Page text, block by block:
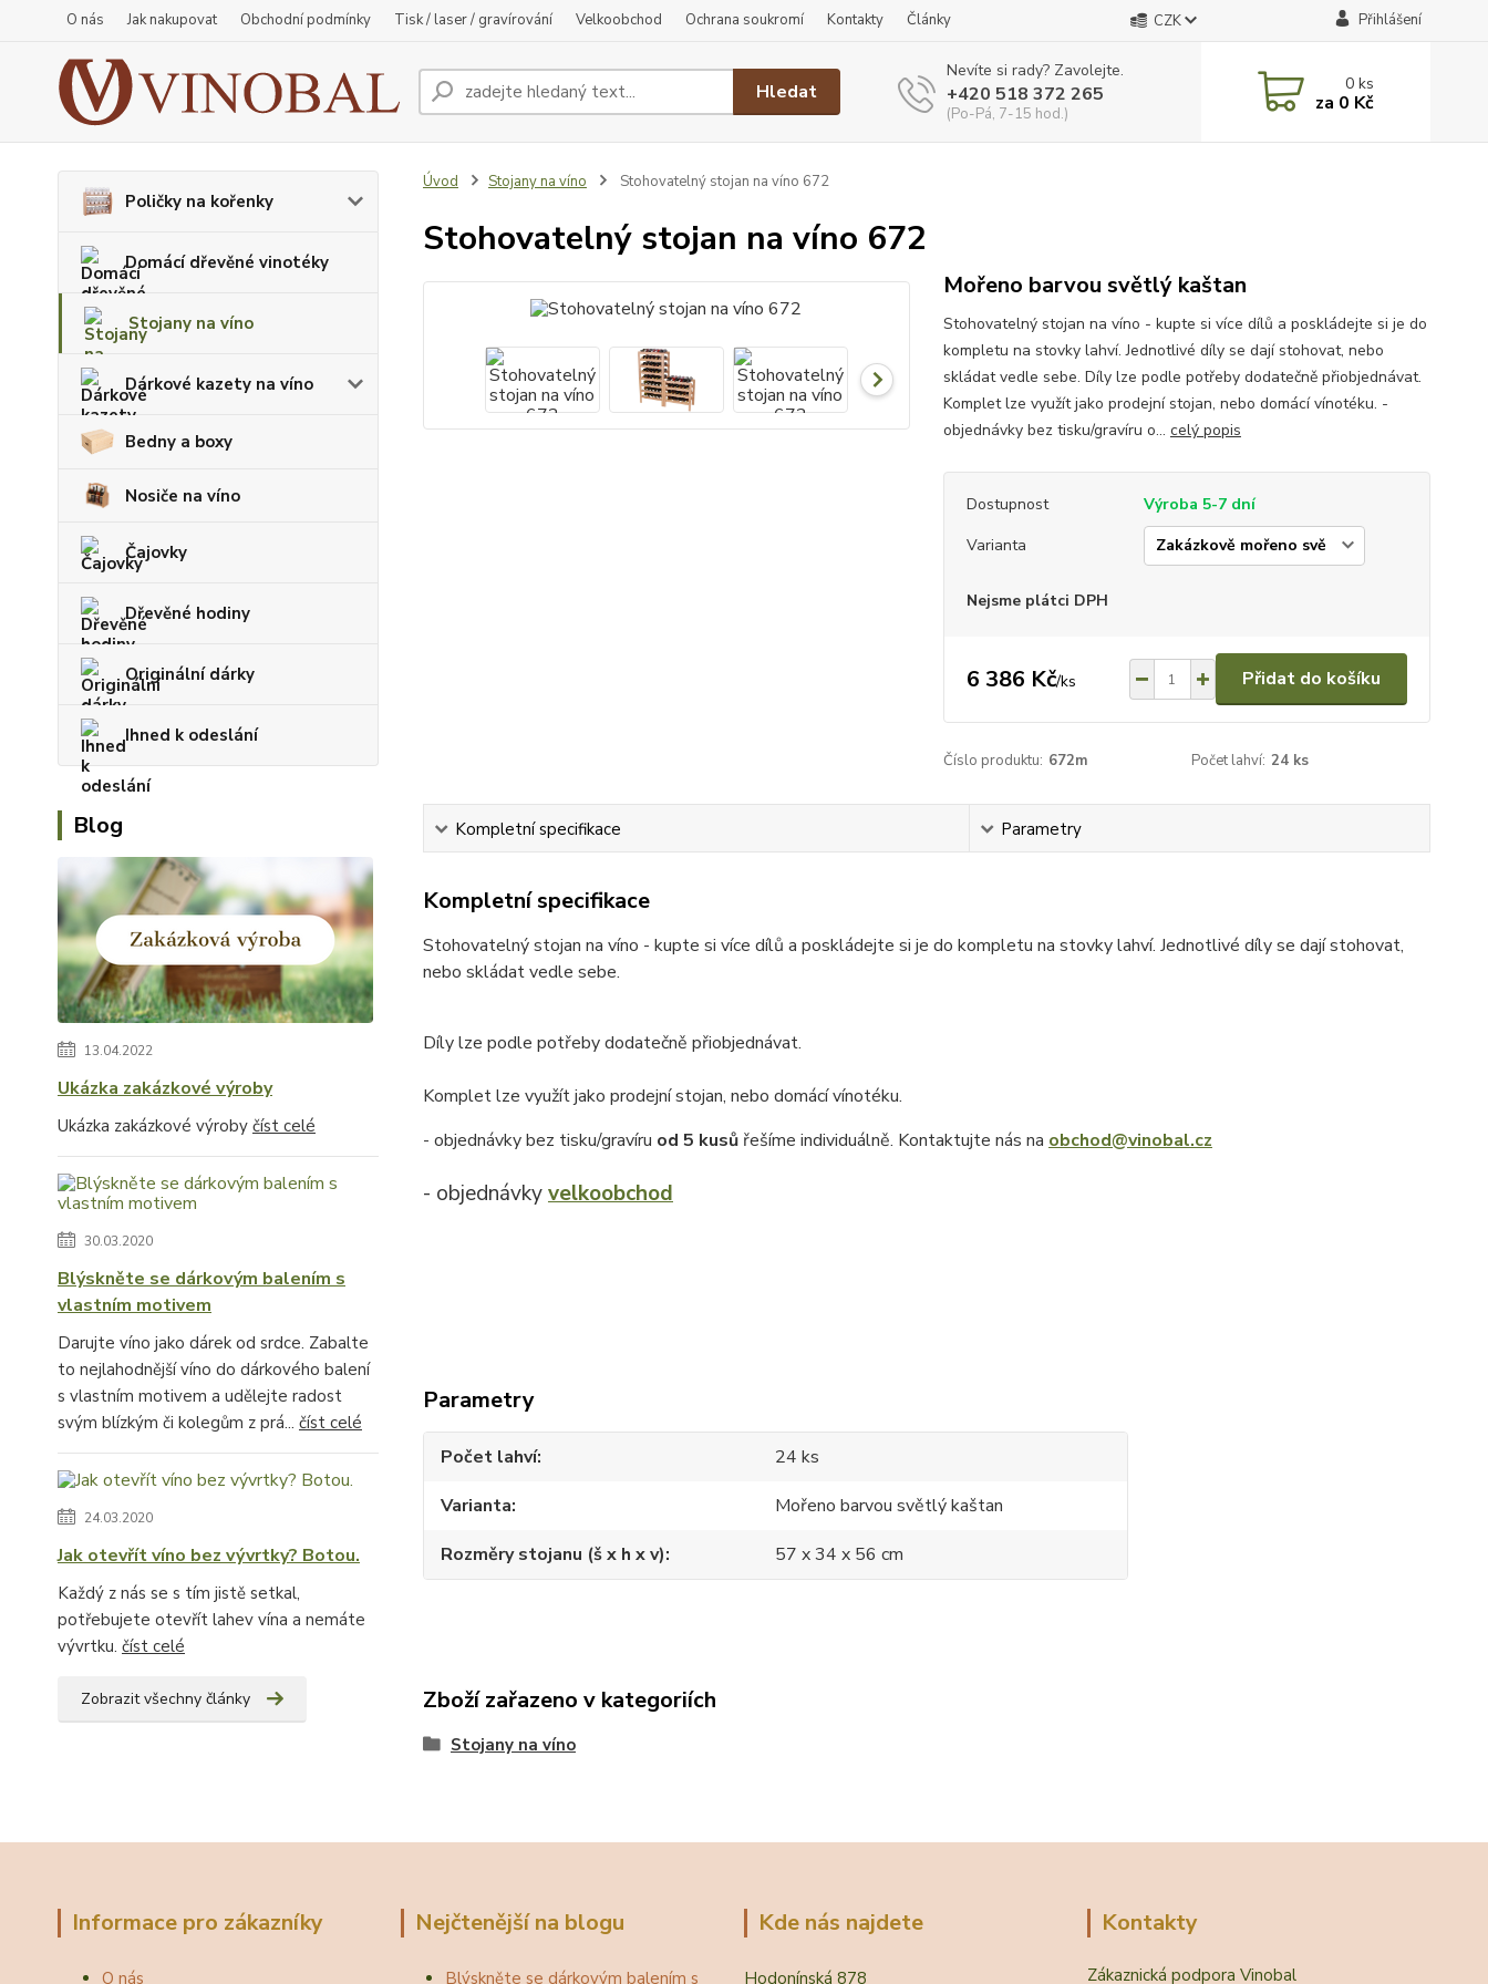
O nás Jak nakupovat Obchodní podmínky Tisk / laser / gravírování Velkoobchod Ochrana soukromí Kontakty Články CZK Přihlášení
Hledat
Nevíte si rady? Zavolejte.
+420 518 372 265
(Po-Pá, 7-15 hod.)
0ks
za 0 Kč
Poličky na kořenky
Domácí dřevěné vinotéky
Stojany na víno
Dárkové kazety na víno
Bedny a boxy
Nosiče na víno
Čajovky
Dřevěné hodiny
Originální dárky
Ihned k odeslání
Blog
13.04.2022
Ukázka zakázkové výroby
Ukázka zakázkové výroby číst celé
30.03.2020
Blýskněte se dárkovým balením s
vlastním motivem
Darujte víno jako dárek od srdce. Zabalte
to nejlahodnější víno do dárkového balení
s vlastním motivem a udělejte radost
svým blízkým či kolegům z prá... číst celé
24.03.2020
Jak otevřít víno bez vývrtky? Botou.
Každý z nás se s tím jistě setkal,
potřebujete otevřít lahev vína a nemáte
vývrtku. číst celé
Zobrazit všechny články
Úvod Stojany na víno Stohovatelný stojan na víno 672
Stohovatelný stojan na víno 672
Mořeno barvou světlý kaštan
Stohovatelný stojan na víno - kupte si více dílů a poskládejte si je do
kompletu na stovky lahví. Jednotlivé díly se dají stohovat, nebo
skládat vedle sebe. Díly lze podle potřeby dodatečně přiobjednávat.
Komplet lze využít jako prodejní stojan, nebo domácí vínotéku. -
objednávky bez tisku/gravíru o... celý popis
Dostupnost
Výroba 5-7 dní
Varianta
Nejsme plátci DPH
6 386 Kč/ks Přidat do košíku
Číslo produktu: 672m Počet lahví: 24 ks
Kompletní specifikace Parametry
Kompletní specifikace
Stohovatelný stojan na víno - kupte si více dílů a poskládejte si je do kompletu na stovky lahví. Jednotlivé díly se dají stohovat,
nebo skládat vedle sebe.
Díly lze podle potřeby dodatečně přiobjednávat.
Komplet lze využít jako prodejní stojan, nebo domácí vínotéku.
- objednávky bez tisku/gravíru od 5 kusůřešíme individuálně. Kontaktujte nás na obchod@vinobal.cz
- objednávkyvelkoobchod
Parametry
Počet lahví
24 ks
Varianta
Mořeno barvou světlý kaštan
Rozměry stojanu (š x h x v)
57 x 34 x 56 cm
Zboží zařazeno v kategoriích
Stojany na víno
Informace pro zákazníky
O nás
Nejčtenější na blogu
Blýskněte se dárkovým balením s
Kde nás najdete
Hodonínská 878
Kontakty
Zákaznická podpora Vinobal